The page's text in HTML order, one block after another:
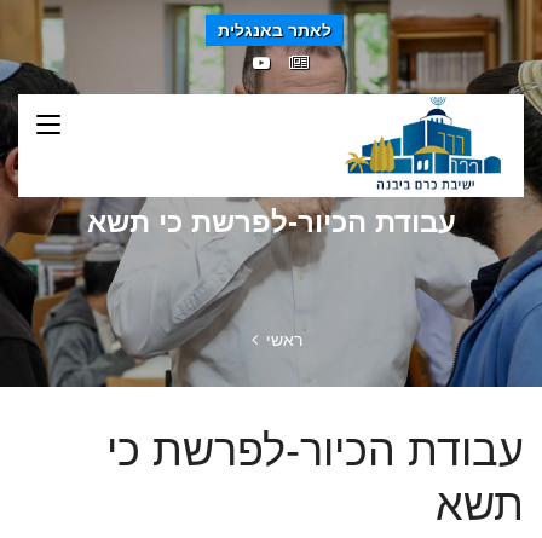
לאתר באנגלית
עבודת הכיור-לפרשת כי תשא
ראשי
עבודת הכיור-לפרשת כי
תשא